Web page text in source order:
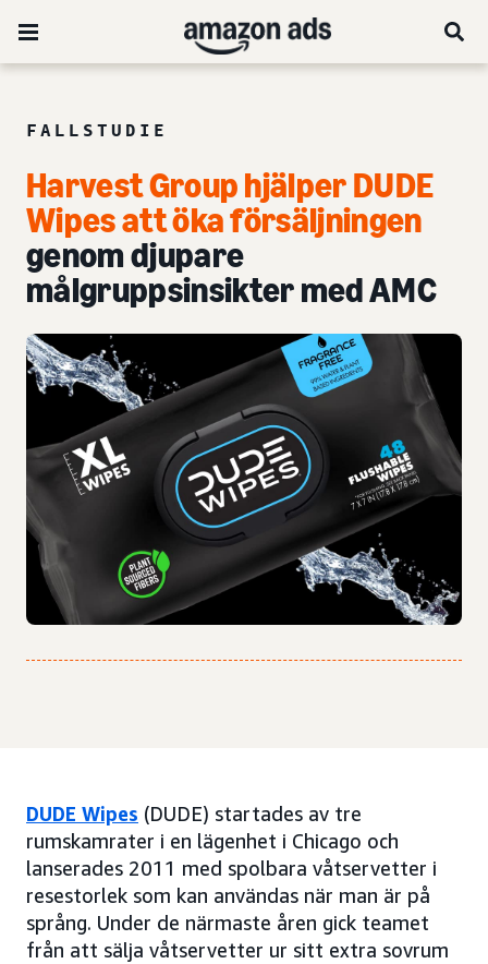
FALLSTUDIE
Harvest Group hjälper DUDE
Wipes att öka försäljningen
genom djupare
målgruppsinsikter med AMC
DUDE Wipes (DUDE) startades av tre
rumskamrater i en lägenhet i Chicago och
lanserades 2011 med spolbara våtservetter i
resestorlek som kan användas när man är på
språng. Under de närmaste åren gick teamet
från att sälja våtservetter ur sitt extra sovrum